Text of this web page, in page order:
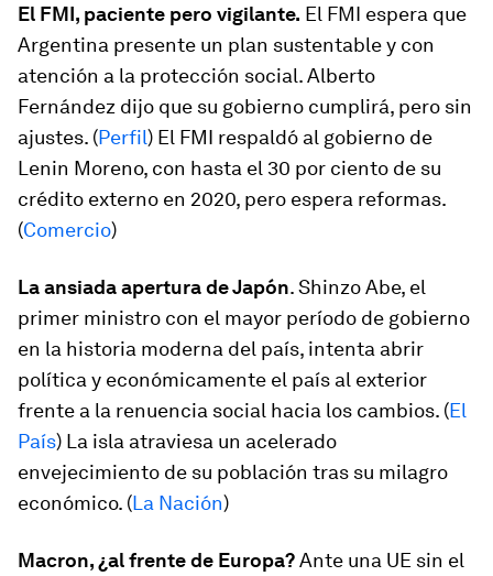
El FMI, paciente pero vigilante. El FMI espera que
Argentina presente un plan sustentable y con
atención a la protección social. Alberto
Fernández dijo que su gobierno cumplirá, pero sin
ajustes. (Perfil) El FMI respaldó al gobierno de
Lenin Moreno, con hasta el 30 por ciento de su
crédito externo en 2020, pero espera reformas.
(Comercio)
La ansiada apertura de Japón. Shinzo Abe, el
primer ministro con el mayor período de gobierno
en la historia moderna del país, intenta abrir
política y económicamente el país al exterior
frente a la renuencia social hacia los cambios. (El
País) La isla atraviesa un acelerado
envejecimiento de su población tras su milagro
económico. (La Nación)
Macron, ¿al frente de Europa?Ante una UE sin el